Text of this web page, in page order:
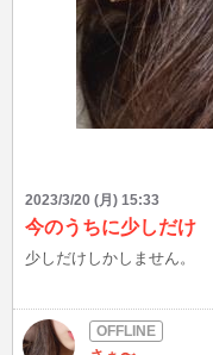
2023/3/20 (月) 15:33
今のうちに少しだけ
少しだけしかしません。